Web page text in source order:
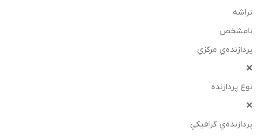
تراشه
نامشخص
پردازنده‌ي مرکزي
❌
نوع پردازنده
❌
پردازنده‌ي گرافيکي